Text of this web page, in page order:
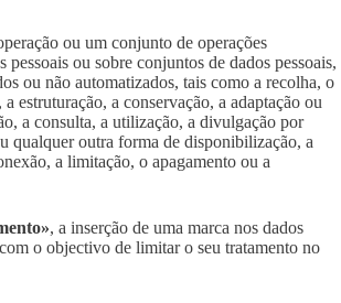
ou um conjunto de operações
pessoais ou sobre conjuntos de dados pessoais,
ou não automatizados, tais como a recolha, o
estruturação, a conservação, a adaptação ou
a consulta, a utilização, a divulgação por
qualquer outra forma de disponibilização, a
a limitação, o apagamento ou a
, a inserção de uma marca nos dados
o objectivo de limitar o seu tratamento no